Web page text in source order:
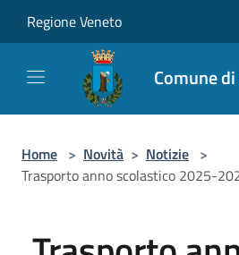
Regione Veneto
Comune
Home > Novità > Notizie >
Trasporto anno scolastico 2025-